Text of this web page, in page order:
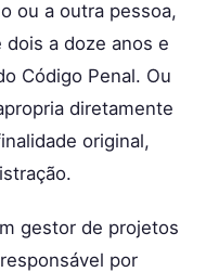
ou a outra pessoa,
a doze anos e
Código Penal. Ou
diretamente
original,
gestor de projetos
por